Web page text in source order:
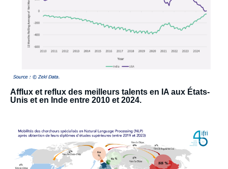
Afflux et reflux des meilleurs talents en IA aux États-
Unis et en Inde entre 2010 et 2024.
Edito
image